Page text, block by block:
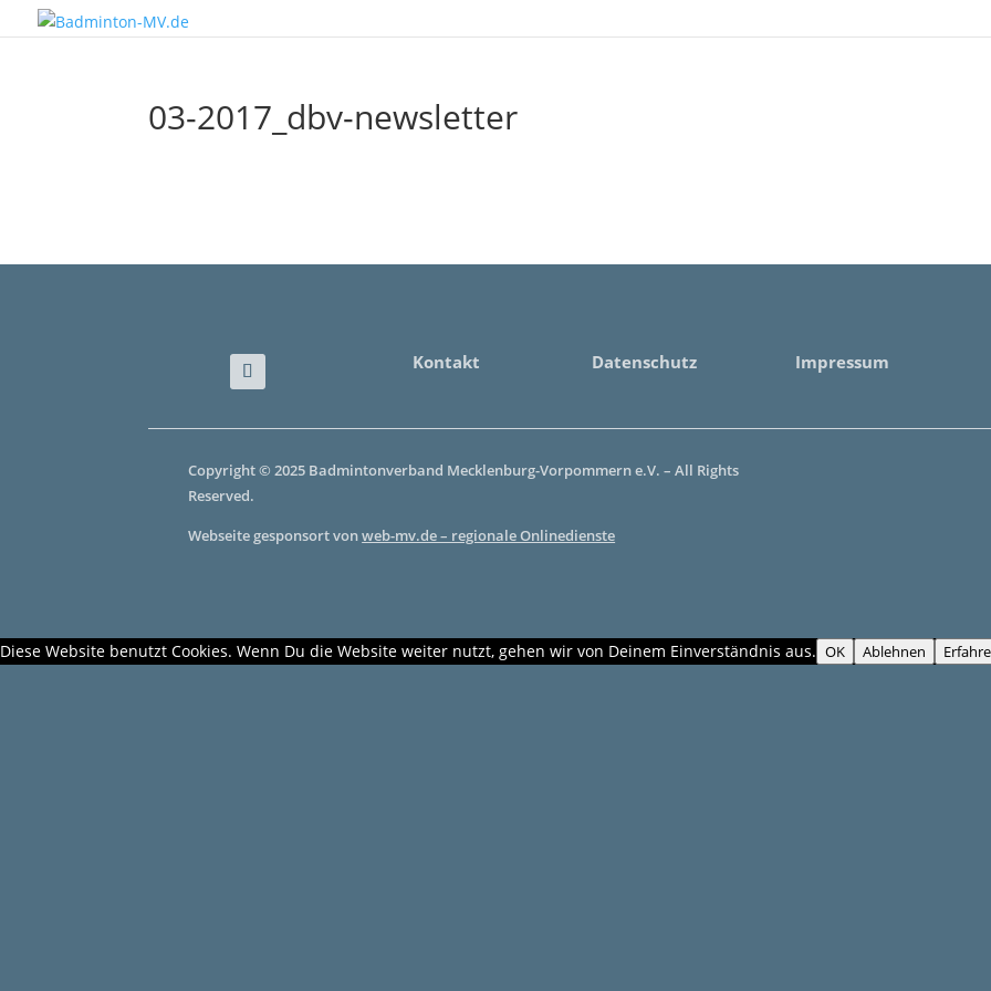
03-2017_dbv-newsletter
Kontakt Datenschutz Impressum
Copyright © 2025 Badmintonverband Mecklenburg-Vorpommern e.V. – All Rights
Reserved.
Webseite gesponsort vonweb-mv.de – regionale Onlinedienste
Diese Website benutzt Cookies. Wenn Du die Website weiter nutzt, gehen wir von Deinem Einverständnis aus. OK Ablehnen